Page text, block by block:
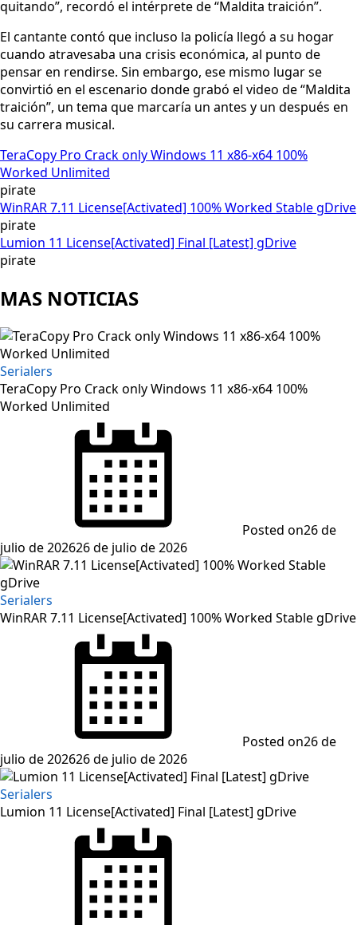
quitando”, recordó el intérprete de “Maldita traición”.
El cantante contó que incluso la policía llegó a su hogar
cuando atravesaba una crisis económica, al punto de
pensar en rendirse. Sin embargo, ese mismo lugar se
convirtió en el escenario donde grabó el video de “Maldita
traición”, un tema que marcaría un antes y un después en
su carrera musical.
TeraCopy Pro Crack only Windows 11 x86-x64 100%
Worked Unlimited
pirate
WinRAR 7.11 License[Activated] 100% Worked Stable gDrive
pirate
Lumion 11 License[Activated] Final [Latest] gDrive
pirate
MAS NOTICIAS
Serialers
TeraCopy Pro Crack only Windows 11 x86-x64 100%
Worked Unlimited
Posted on26 de
julio de 202626 de julio de 2026
Serialers
WinRAR 7.11 License[Activated] 100% Worked Stable gDrive
Posted on26 de
julio de 202626 de julio de 2026
Serialers
Lumion 11 License[Activated] Final [Latest] gDrive